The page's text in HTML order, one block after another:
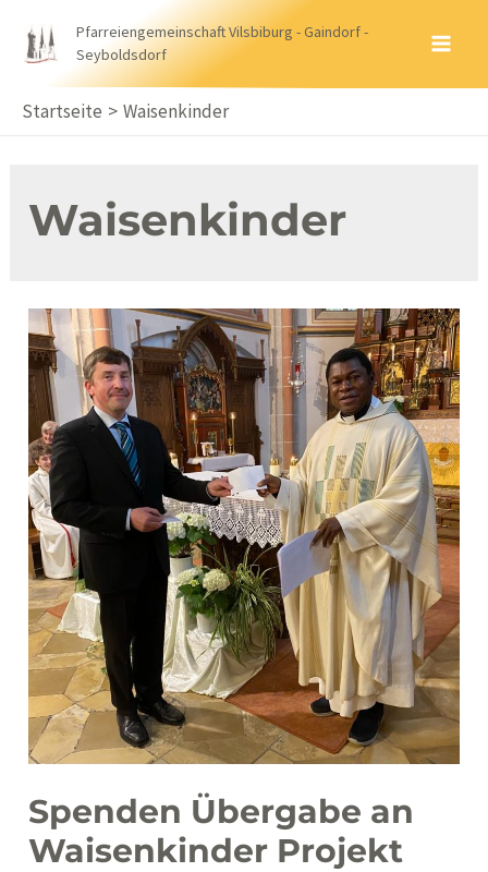
Inhalt
Pfarreiengemeinschaft Vilsbiburg - Gaindorf -
Seyboldsdorf
Startseite Waisenkinder
Waisenkinder
Spenden Übergabe an
Waisenkinder Projekt